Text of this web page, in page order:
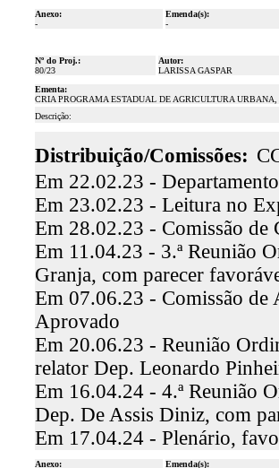
Anexo:
-
Emenda(s):
-
Nº do Proj.:
80/23
Autor:
LARISSA GASPAR
Ementa:
CRIA PROGRAMA ESTADUAL DE AGRICULTURA
Descrição:
Distribuição/Comissões:
Em 22.02.23 -
Em 23.02.23 - Leitura no
Em 28.02.23 - Comissão de
Em 11.04.23 - 3.ª Reunião
Granja, com parecer
Em 07.06.23 - Comissão de
Aprovado
Em 20.06.23 - Reunião
relator Dep. Leonardo
Em 16.04.24 - 4.ª Reunião
Dep. De Assis Diniz, com
Em 17.04.24 - Plenário,
Anexo:
Emenda(s):